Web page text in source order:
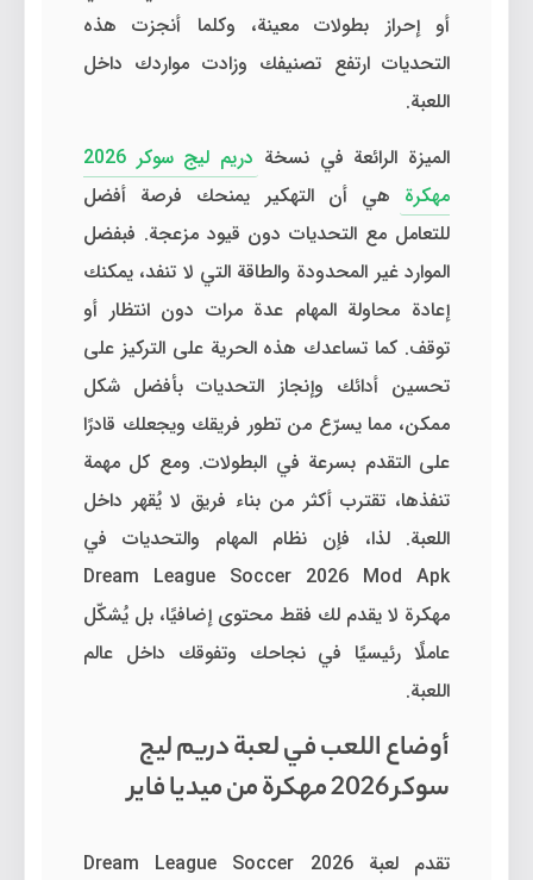
أو إحراز بطولات معينة، وكلما أنجزت هذه
التحديات ارتفع تصنيفك وزادت مواردك داخل
اللعبة.
الميزة الرائعة في نسخة
دريم ليج سوكر 2026
مهكرة هي أن التهكير يمنحك فرصة أفضل
للتعامل مع التحديات دون قيود مزعجة. فبفضل
الموارد غير المحدودة والطاقة التي لا تنفد، يمكنك
إعادة محاولة المهام عدة مرات دون انتظار أو
توقف. كما تساعدك هذه الحرية على التركيز على
تحسين أدائك وإنجاز التحديات بأفضل شكل
ممكن، مما يسرّع من تطور فريقك ويجعلك قادرًا
على التقدم بسرعة في البطولات. ومع كل مهمة
تنفذها، تقترب أكثر من بناء فريق لا يُقهر داخل
اللعبة. لذا، فإن نظام المهام والتحديات في
Dream League Soccer 2026 Mod Apk
مهكرة لا يقدم لك فقط محتوى إضافيًا، بل يُشكّل
عاملًا رئيسيًا في نجاحك وتفوقك داخل عالم
اللعبة.
أوضاع اللعب في لعبة دريم ليج
سوكر 2026 مهكرة من ميديا فاير
تقدم لعبة Dream League Soccer 2026